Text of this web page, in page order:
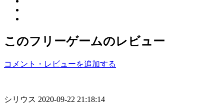
このフリーゲームのレビュー
コメント・レビューを追加する
シリウス 2020-09-22 21:18:14